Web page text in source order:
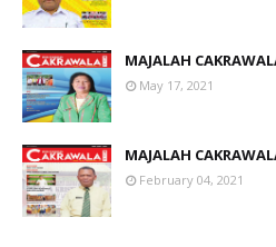
MAJALAH
May 17, 2021
MAJALAH
February 04, 2021